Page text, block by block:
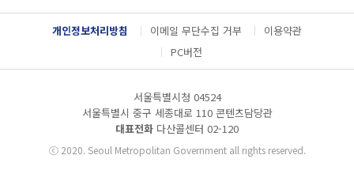
g
l
e
l
서
다
운
드
개인정보처리방침 이메일 무단수집 거부
이용약관
PC버전
서울특별시청 04524
서울특별시 중구 세종대로 110 콘텐츠담당관
대표전화 다산콜센터 02-120
ⓒ2020. Seoul Metropolitan Government all rights reserved.